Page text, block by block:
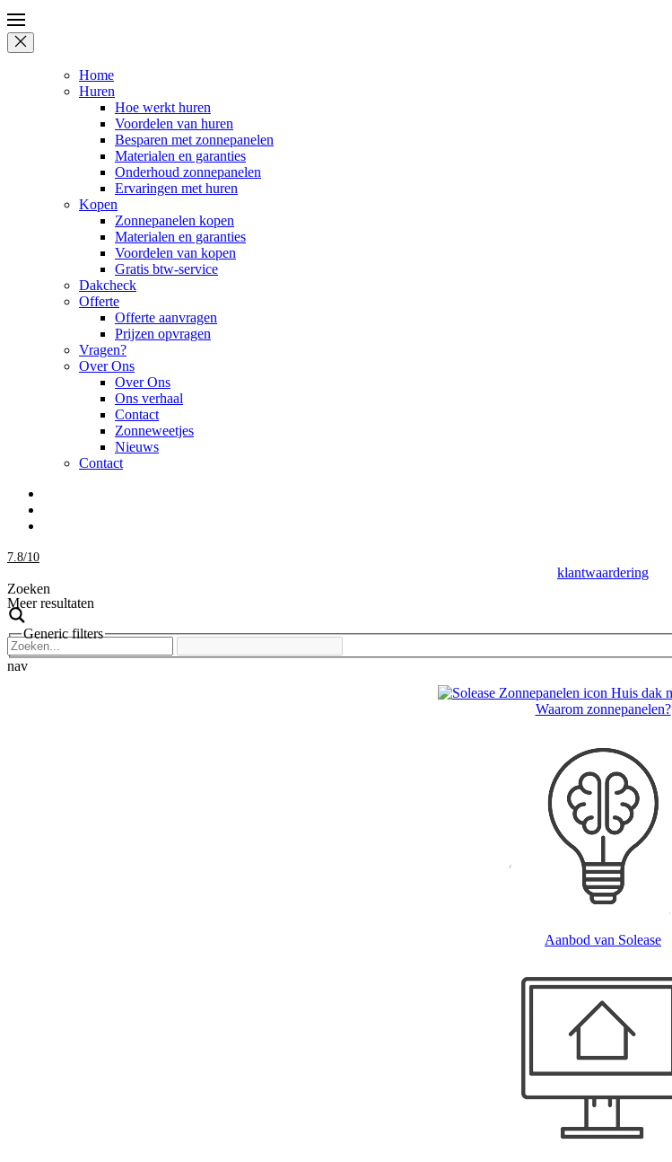
Home
Huren
Hoe werkt huren
Voordelen van huren
Besparen met zonnepanelen
Materialen en garanties
Onderhoud zonnepanelen
Ervaringen met huren
Kopen
Zonnepanelen kopen
Materialen en garanties
Voordelen van kopen
Gratis btw-service
Dakcheck
Offerte
Offerte aanvragen
Prijzen opvragen
Vragen?
Over Ons
Over Ons
Ons verhaal
Contact
Zonneweetjes
Nieuws
Contact
7.8/10
klantwaardering
Zoeken
Meer resultaten
Generic filters
nav
Waarom zonnepanelen?
Aanbod van Solease